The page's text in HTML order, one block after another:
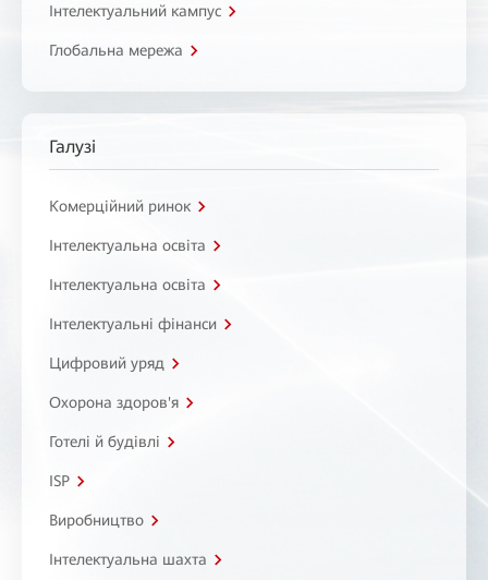
Інтелектуальний кампус
Глобальна мережа
Галузі
Комерційний ринок
Інтелектуальна освіта
Інтелектуальна освіта
Інтелектуальні фінанси
Цифровий уряд
Охорона здоров'я
Готелі й будівлі
ISP
Виробництво
Інтелектуальна шахта